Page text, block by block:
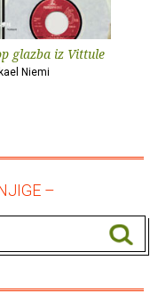
glazba iz Vittule
Niemi
–